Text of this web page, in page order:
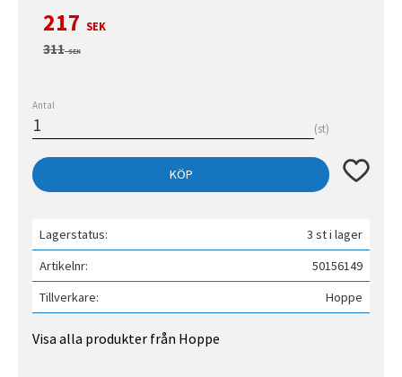
Nedsatt pris:
217 SEK
Ordinarie pris:
311SEK
Antal
st
KÖP Lägg till
Lagerstatus
3 st i lager
Artikelnr
50156149
Tillverkare
Hoppe
Visa alla produkter från Hoppe